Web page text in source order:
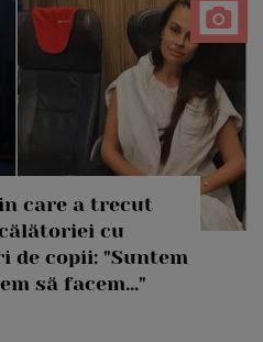
care a trecut
cu
copii: "Suntem
să facem..."